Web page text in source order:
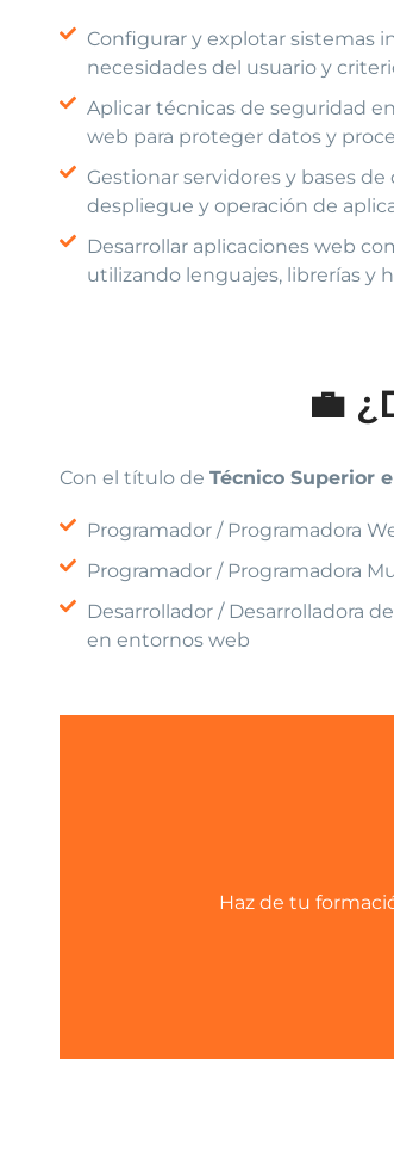
Configurar y explotar sistemas
necesidades del usuario y
Aplicar técnicas de seguridad
web para proteger datos y
Gestionar servidores y bases
despliegue y operación de
Desarrollar aplicaciones web
utilizando lenguajes, librerías y
💼
Con el título de Técnico Superior
Programador / Programadora
Programador / Programadora
Desarrollador / Desarrolladora
en entornos web
Haz de tu